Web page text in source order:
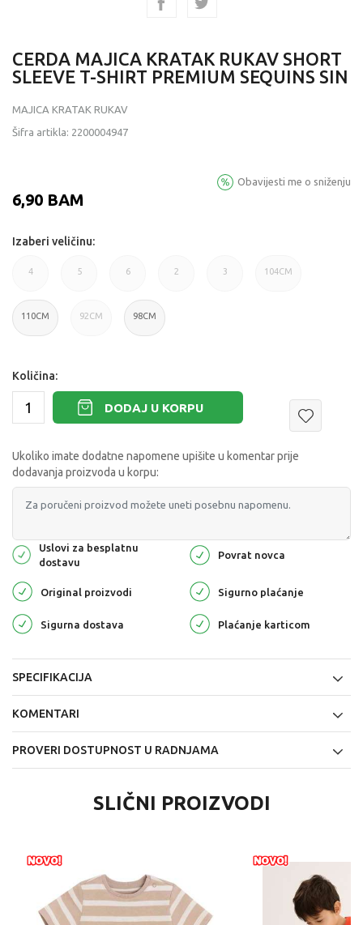
CERDA MAJICA KRATAK RUKAV SHORT
SLEEVE T-SHIRT PREMIUM SEQUINS SIN
MAJICA KRATAK RUKAV
Šifra artikla: 2200004947
6,90 BAM
Obavijesti me o sniženju
Izaberi veličinu:
4 5 6 2 3 104CM
110CM 92CM 98CM
Količina:
DODAJ U KORPU
Ukoliko imate dodatne napomene upišite u komentar prije
dodavanja proizvoda u korpu:
Uslovi za besplatnu
dostavu
Povrat novca
Original proizvodi Sigurno plaćanje
Sigurna dostava Plaćanje karticom
SPECIFIKACIJA
KOMENTARI
PROVERI DOSTUPNOST U RADNJAMA
SLIČNI PROIZVODI